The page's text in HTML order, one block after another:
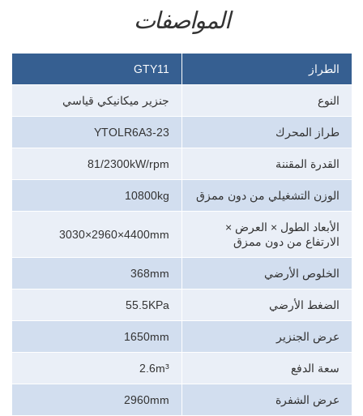
المواصفات
الطراز GTY11
النوع جنزير ميكانيكي قياسي
طراز المحرك YTOLR6A3-23
القدرة المقننة 81/2300kW/rpm
الوزن التشغيلي من دون ممزق 10800kg
الأبعاد الطول × العرض ×
الارتفاع من دون ممزق
4400×2960×3030mm
الخلوص الأرضي 368mm
الضغط الأرضي 55.5KPa
عرض الجنزير 1650mm
سعة الدفع 2.6m³
عرض الشفرة 2960mm